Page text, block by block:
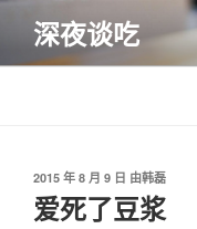
内
深夜谈吃
发
布
于
2015 年 8 月 9 日 由韩磊
爱死了豆浆